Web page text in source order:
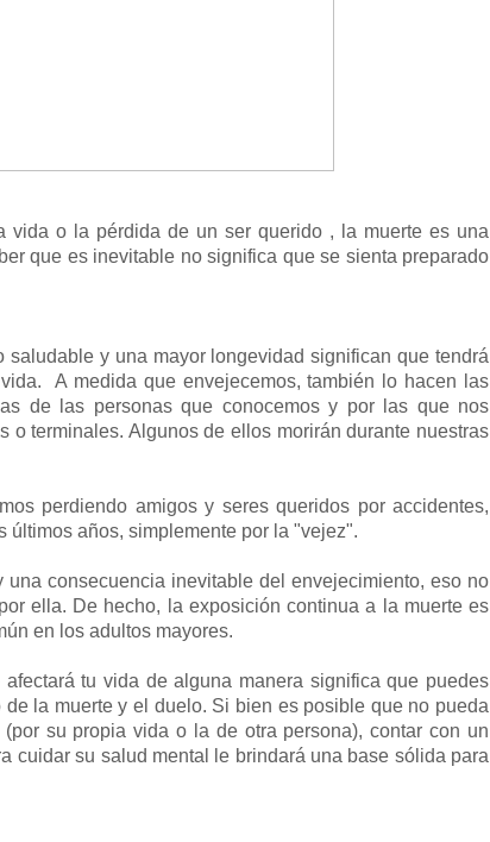
vida o la pérdida de un ser querido , la muerte es una
que es inevitable no significa que se sienta preparado
y una mayor longevidad significan que tendrá
A medida que envejecemos, también lo hacen las
de las personas que conocemos y por las que nos
o terminales. Algunos de ellos morirán durante nuestras
perdiendo amigos y seres queridos por accidentes,
últimos años, simplemente por la "vejez".
consecuencia inevitable del envejecimiento, eso no
ella. De hecho, la exposición continua a la muerte es
en los adultos mayores.
tu vida de alguna manera significa que puedes
la muerte y el duelo. Si bien es posible que no pueda
su propia vida o la de otra persona), contar con un
cuidar su salud mental le brindará una base sólida para